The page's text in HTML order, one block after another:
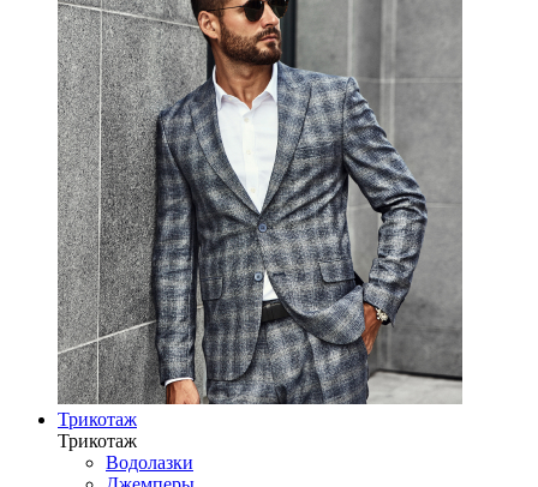
Трикотаж
Трикотаж
Водолазки